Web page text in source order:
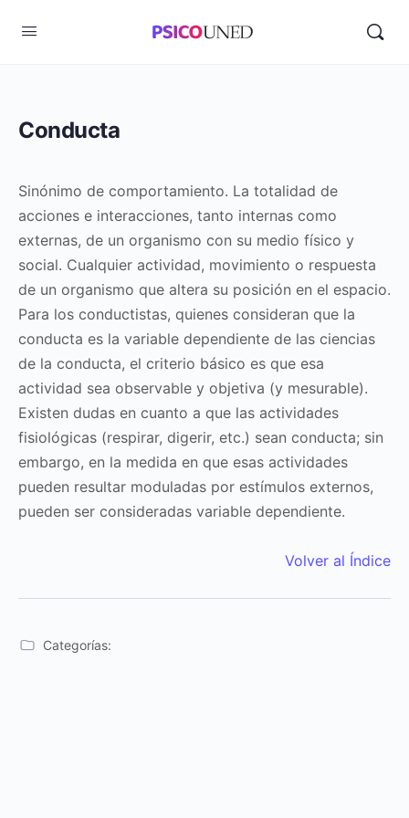
Conducta
Sinónimo de comportamiento. La totalidad de
acciones e interacciones, tanto internas como
externas, de un organismo con su medio físico y
social. Cualquier actividad, movimiento o respuesta
de un organismo que altera su posición en el espacio.
Para los conductistas, quienes consideran que la
conducta es la variable dependiente de las ciencias
de la conducta, el criterio básico es que esa
actividad sea observable y objetiva (y mesurable).
Existen dudas en cuanto a que las actividades
fisiológicas (respirar, digerir, etc.) sean conducta; sin
embargo, en la medida en que esas actividades
pueden resultar moduladas por estímulos externos,
pueden ser consideradas variable dependiente.
Volver al Índice
Categorías: